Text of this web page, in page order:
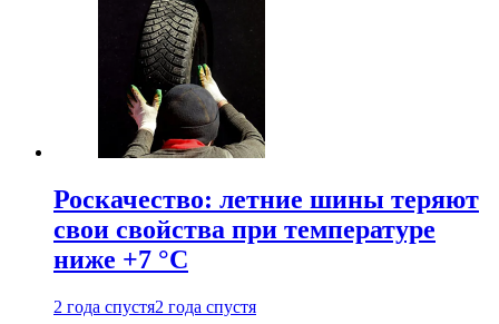
Роскачество: летние шины теряют
свои свойства при температуре
ниже +7 °C
2 года спустя2 года спустя